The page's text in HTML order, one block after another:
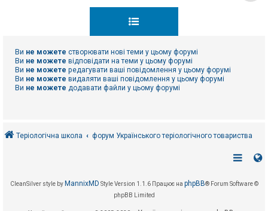
Ви не можете створювати нові теми у цьому форумі
Ви не можете відповідати на теми у цьому форумі
Ви не можете редагувати ваші повідомлення у цьому форумі
Ви не можете видаляти ваші повідомлення у цьому форумі
Ви не можете додавати файли у цьому форумі
Теріологічна школа форум Українського теріологічного товариства
CleanSilver style by MannixMD Style Version 1.1.6 Працює на phpBB® Forum Software ©
phpBB Limited